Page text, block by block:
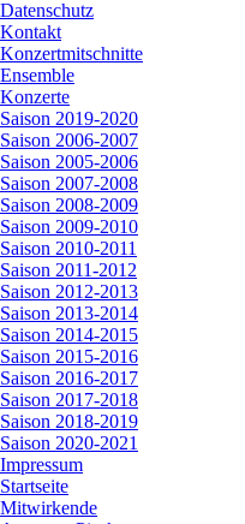
Datenschutz
Kontakt
Konzertmitschnitte
Ensemble
Konzerte
Saison 2019-2020
Saison 2006-2007
Saison 2005-2006
Saison 2007-2008
Saison 2008-2009
Saison 2009-2010
Saison 2010-2011
Saison 2011-2012
Saison 2012-2013
Saison 2013-2014
Saison 2014-2015
Saison 2015-2016
Saison 2016-2017
Saison 2017-2018
Saison 2018-2019
Saison 2020-2021
Impressum
Startseite
Mitwirkende